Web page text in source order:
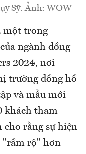
Sỹ. Ảnh: WOW
một trong
ngành đồng
2024, nơi
trường đồng hồ
và mẫu mới
khách tham
cho rằng sự hiện
"rầm rộ" hơn